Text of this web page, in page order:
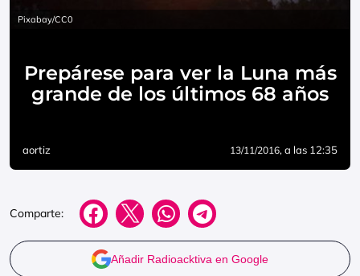
Pixabay/CC0
Prepárese para ver la Luna más
grande de los últimos 68 años
aortiz 13/11/2016, a las 12:35
Comparte:
Añadir Radioacktiva en Google